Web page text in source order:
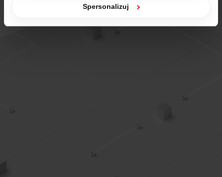
zarządzać swoimi uprawnieniami, np. we własnej
Zarządzaj cookies. Szczegółowe informacje na ten temat
Spersonalizuj